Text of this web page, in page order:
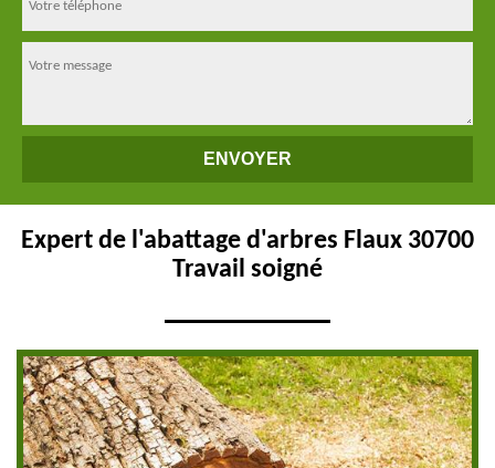
Expert de l'abattage d'arbres Flaux 30700
Travail soigné